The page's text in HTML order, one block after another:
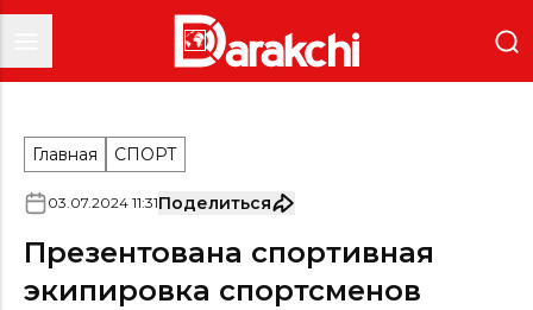
Главная СПОРТ
03.07.2024 11:31Поделиться
Презентована спортивная
экипировка спортсменов